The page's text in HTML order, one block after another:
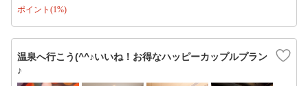
ポイント(1%)
温泉へ行こう(^^♪いいね！お得なハッピーカップルプラン
♪